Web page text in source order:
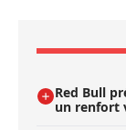
Red Bull
un renfort